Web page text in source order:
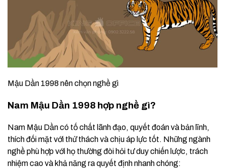
Mậu Dần 1998 nên chọn nghề gì
Nam Mậu Dần 1998 hợp nghề gì?
Nam Mậu Dần có tố chất lãnh đạo, quyết đoán và bản lĩnh,
thích đối mặt với thử thách và chịu áp lực tốt. Những ngành
nghề phù hợp với họ thường đòi hỏi tư duy chiến lược, trách
nhiệm cao và khả năng ra quyết định nhanh chóng: